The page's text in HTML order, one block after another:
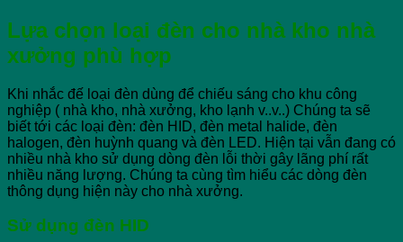
Lựa chọn loại đèn cho nhà kho nhà
xưởng phù hợp
Khi nhắc đế loại đèn dùng để chiếu sáng cho khu công
nghiệp ( nhà kho, nhà xưởng, kho lạnh v..v..) Chúng ta sẽ
biết tới các loại đèn: đèn HID, đèn metal halide, đèn
halogen, đèn huỳnh quang và đèn LED. Hiện tại vẫn đang có
nhiều nhà kho sử dụng dòng đèn lỗi thời gây lãng phí rất
nhiều năng lượng. Chúng ta cùng tìm hiểu các dòng đèn
thông dụng hiện này cho nhà xưởng.
Sử dụng đèn HID